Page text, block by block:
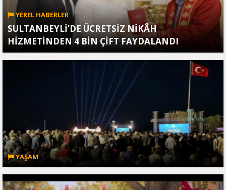
YEREL HABERLER
SULTANBEYLİ’DE ÜCRETSİZ NİKÂH
HİZMETİNDEN 4 BİN ÇİFT FAYDALANDI
YAŞAM